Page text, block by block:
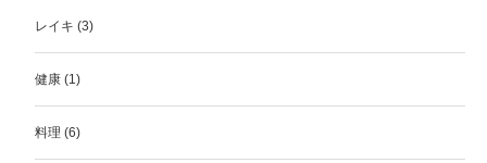
レイキ (3)
健康 (1)
料理 (6)